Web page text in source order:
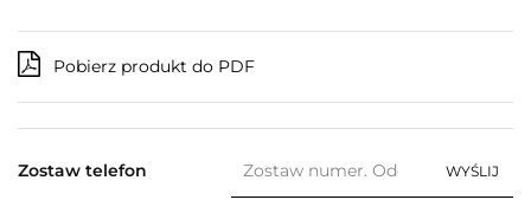
Pobierz produkt do PDF
Zostaw telefon WYŚLIJ